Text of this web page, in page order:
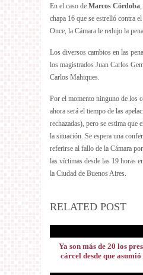
En el caso de Marcos Córdoba
chapa 16 que se estrelló contra
Once, la Cámara le redujo la
Los diversos cambios en las
los magistrados Juan Carlos
Carlos Mahiques.
Por el momento ninguno de los
ahora será el tiempo de las
rechazadas), pero se estima que
la situación. Se espera una
referirse al fallo de la Cámara
las víctimas desde las 19 horas
la Ciudad de Buenos Aires.
RELATED POST
Ya son más de 20 los
cárcel desde que